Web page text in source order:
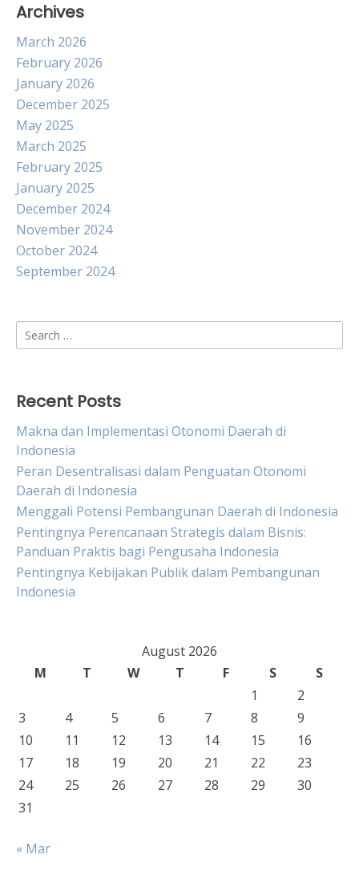
Archives
March 2026
February 2026
January 2026
December 2025
May 2025
March 2025
February 2025
January 2025
December 2024
November 2024
October 2024
September 2024
Search
for:
Recent Posts
Makna dan Implementasi Otonomi Daerah di
Indonesia
Peran Desentralisasi dalam Penguatan Otonomi
Daerah di Indonesia
Menggali Potensi Pembangunan Daerah di Indonesia
Pentingnya Perencanaan Strategis dalam Bisnis:
Panduan Praktis bagi Pengusaha Indonesia
Pentingnya Kebijakan Publik dalam Pembangunan
Indonesia
August 2026
M
T W T F S
S
1
2
3
4 5 6 7 8
9
10
11 12 13 14 15
16
17
18 19 20 21 22
23
24
25 26 27 28 29
30
31
« Mar